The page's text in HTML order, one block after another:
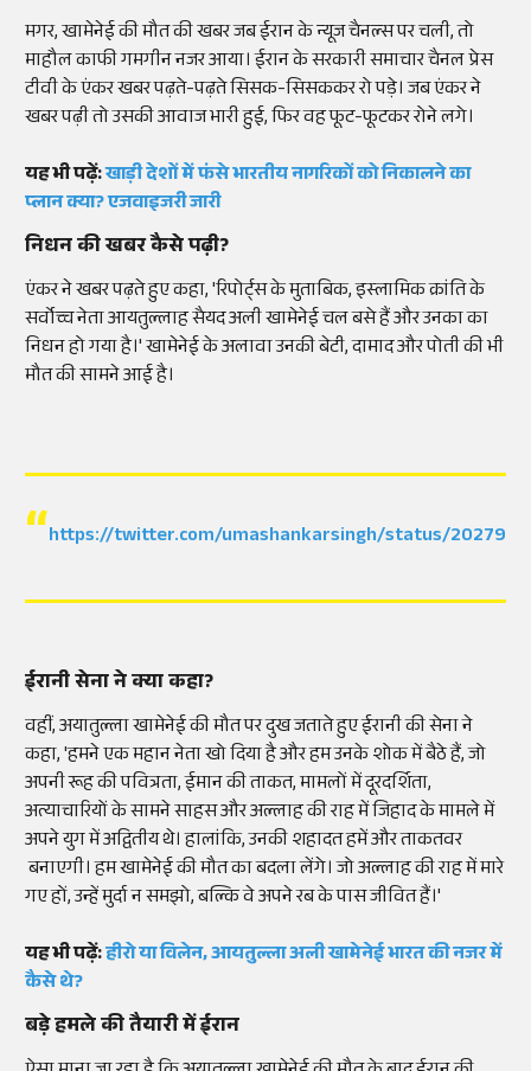
मगर, खामेनेई की मौत की खबर जब ईरान के न्‍यूज चैनल्‍स पर चली, तो
माहौल काफी गमगीन नजर आया। ईरान के सरकारी समाचार चैनल प्रेस
टीवी के एंकर खबर पढ़ते-पढ़ते सिसक-सिसककर रो पड़े। जब एंकर ने
खबर पढ़ी तो उसकी आवाज भारी हुई, फिर वह फूट-फूटकर रोने लगे।
यह भी पढ़ें:खाड़ी देशों में फंसे भारतीय नागरिकों को निकालने का
प्लान क्या? एजवाइजरी जारी
निधन की खबर कैसे पढ़ी?
एंकर ने खबर पढ़ते हुए कहा, 'रिपोर्ट्स के मुताबिक, इस्लामिक क्रांति के
सर्वोच्च नेता आयतुल्लाह सैयद अली खामेनेई चल बसे हैं और उनका का
निधन हो गया है।' खामेनेई के अलावा उनकी बेटी, दामाद और पोती की भी
मौत की सामने आई है।
https://twitter.com/umashankarsingh/status/
ईरानी सेना ने क्या कहा?
वहीं, अयातुल्ला खामेनेई की मौत पर दुख जताते हुए ईरानी की सेना ने
कहा, 'हमने एक महान नेता खो दिया है और हम उनके शोक में बैठे हैं, जो
अपनी रूह की पवित्रता, ईमान की ताकत, मामलों में दूरदर्शिता,
अत्याचारियों के सामने साहस और अल्लाह की राह में जिहाद के मामले में
अपने युग में अद्वितीय थे। हालांकि, उनकी शहादत हमें और ताकतवर
बनाएगी। हम खामेनेई की मौत का बदला लेंगे। जो अल्लाह की राह में मारे
गए हों, उन्हें मुर्दा न समझो, बल्कि वे अपने रब के पास जीवित हैं।'
यह भी पढ़ें:हीरो या विलेन, आयतुल्ला अली खामेनेई भारत की नजर में
कैसे थे?
बड़े हमले की तैयारी में ईरान